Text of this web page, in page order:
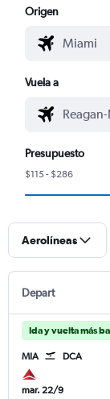
Origen
Vuela a
Presupuesto
$115 - $286
Aerolíneas
Depart
Ida y vuelta más
MIA DCA
mar. 22/9